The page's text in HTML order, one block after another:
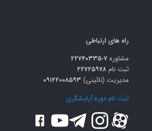
راه های ارتباطی
مشاوره۷-۲۲۷۴۰۳۳۵
ثبت نام ۲۲۷۲۵۹۷۸
مدیریت (نائینی) ۰۹۱۲۲۰۰۸۵۹۳
ثبت نام دوره آرایشگری